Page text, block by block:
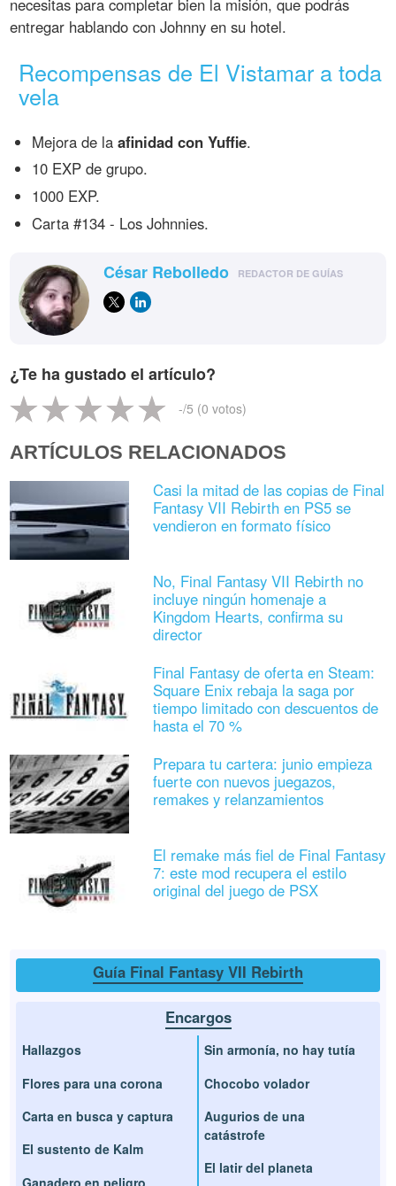
necesitas para completar bien la misión, que podrás
entregar hablando con Johnny en su hotel.
Recompensas de El Vistamar a toda
vela
Mejora de laafinidad con Yuffie.
10 EXP de grupo.
1000 EXP.
Carta #134 - Los Johnnies.
César Rebolledo REDACTOR DE GUÍAS
¿Te ha gustado el artículo?
-/5 (0 votos)
ARTÍCULOS RELACIONADOS
Casi la mitad de las copias de Final
Fantasy VII Rebirth en PS5 se
vendieron en formato físico
No, Final Fantasy VII Rebirth no
incluye ningún homenaje a
Kingdom Hearts, confirma su
director
Final Fantasy de oferta en Steam:
Square Enix rebaja la saga por
tiempo limitado con descuentos de
hasta el 70 %
Prepara tu cartera: junio empieza
fuerte con nuevos juegazos,
remakes y relanzamientos
El remake más fiel de Final Fantasy
7: este mod recupera el estilo
original del juego de PSX
Guía Final Fantasy VII Rebirth
Encargos
Hallazgos
Flores para una corona
Carta en busca y captura
El sustento de Kalm
Ganadero en peligro
Sin armonía, no hay tutía
Chocobo volador
Augurios de una
catástrofe
El latir del planeta